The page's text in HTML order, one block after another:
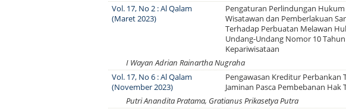
Vol. 17, No 2 : Al Qalam
(Maret 2023)
Pengaturan Perlindungan
Wisatawan dan Pemberlakuan
Terhadap Perbuatan Melawan
Undang-Undang Nomor 10
Kepariwisataan
I Wayan Adrian Rainartha Nugraha
Vol. 17, No 6 : Al Qalam
(November 2023)
Pengawasan Kreditur Perbankan
Jaminan Pasca Pembebanan Hak
Putri Anandita Pratama, Gratianus Prikasetya Putra